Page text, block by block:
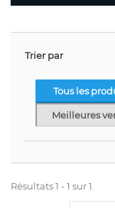
Trier par
Tous les
Meilleures
Résultats 1 - 1 sur 1.